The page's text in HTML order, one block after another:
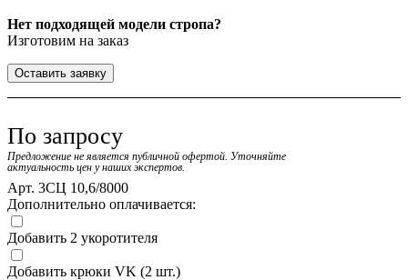
Нет подходящей модели стропа?
Изготовим на заказ
Оставить заявку
По запросу
Предложение не является публичной офертой. Уточняйте
актуальность цен у наших экспертов.
Арт. 3СЦ 10,6/8000
Дополнительно оплачивается:
Добавить 2 укоротителя
Добавить крюки VK (2 шт.)